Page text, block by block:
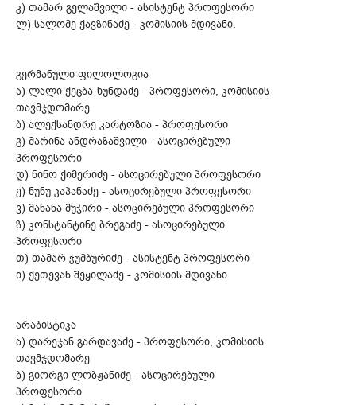
კ) თამარ გელაშვილი - ასისტენტ პროფესორი
ლ) სალომე ქავზინაძე - კომისიის მდივანი.
გერმანული ფილოლოგია
ა) ლალი ქეცბა-ხუნდაძე - პროფესორი, კომისიის
თავმჯდომარე
ბ) ალექსანდრე კარტოზია - პროფესორი
გ) მარინა ანდრაზაშვილი - ასოცირებული
პროფესორი
დ) ნინო ქიმერიძე - ასოცირებული პროფესორი
ე) ნუნუ კაპანაძე - ასოცირებული პროფესორი
ვ) მანანა მუჯირი - ასოცირებული პროფესორი
ზ) კონსტანტინე ბრეგაძე - ასოცირებული
პროფესორი
თ) თამარ ჭუმბურიძე - ასისტენტ პროფესორი
ი) ქეთევან შეყილაძე - კომისიის მდივანი
არაბისტიკა
ა) დარეჯან გარდავაძე - პროფესორი, კომისიის
თავმჯდომარე
ბ) გიორგი ლობჟანიძე - ასოცირებული
პროფესორი